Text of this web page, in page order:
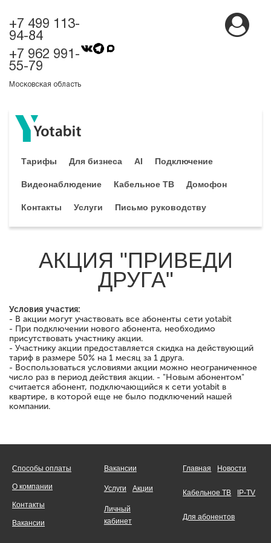
+7 499 113-
94-84
+7 962 991-
55-79
Московская область
Тарифы Для бизнеса AI Подключение
Видеонаблюдение Кабельное ТВ Домофон
Контакты Услуги Письмо руководству
АКЦИЯ "ПРИВЕДИ
ДРУГА"
Условия участия:
- В акции могут участвовать все абоненты сети yotabit
- При подключении нового абонента, необходимо
присутствовать участнику акции.
- Участнику акции предоставляется скидка на действующий
тариф в размере 50% на 1 месяц за 1 друга.
- Воспользоваться условиями акции можно неограниченное
число раз в период действия акции. - "Новым абонентом"
считается абонент, подключающийся к сети yotabit в
квартире, в которой еще не было подключений нашей
компании.
Способы оплаты
О компании
Контакты
Вакансии
Вакансии
Услуги Акции
Личный
кабинет
Главная Новости
Кабельное ТВ IP-TV
Для абонентов